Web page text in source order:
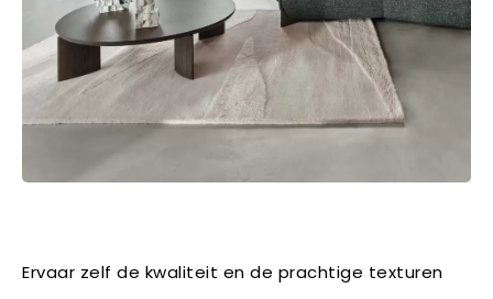
Ervaar zelf de kwaliteit en de prachtige texturen